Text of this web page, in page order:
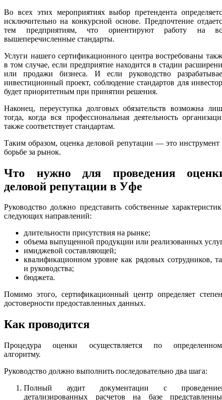
Во всех этих мероприятиях выбор претендента
исключительно на конкурсной основе. Предпочтение
тем предприятиям, что ориентируют работу на
вышеперечисленные стандарты.
Услуги нашего сертификационного центра востребованы
в том случае, если предприятие находится в стадии
или продажи бизнеса. И если руководство
инвестиционный проект, соблюдение стандартов для
будет приоритетным при принятии решения.
Наконец, переуступка долговых обязательств возможна
тогда, когда вся профессиональная деятельность
также соответствует стандартам.
Таким образом, оценка деловой репутации — это инструмент
борьбе за рынок.
Что нужно для проведения
деловой репутации в Уфе
Руководство должно представить собственные
следующих направлений:
длительности присутствия на рынке;
объема выпущенной продукции или реализованных
имиджевой составляющей;
квалификационном уровне как рядовых сотрудников,
и руководства;
бюджета.
Помимо этого, сертификационный центр определяет
достоверности предоставленных данных.
Как проводится
Процедура оценки осуществляется по
алгоритму.
Руководство должно выполнить последовательно два шага:
Полный аудит документации с
детализированных расчетов на базе